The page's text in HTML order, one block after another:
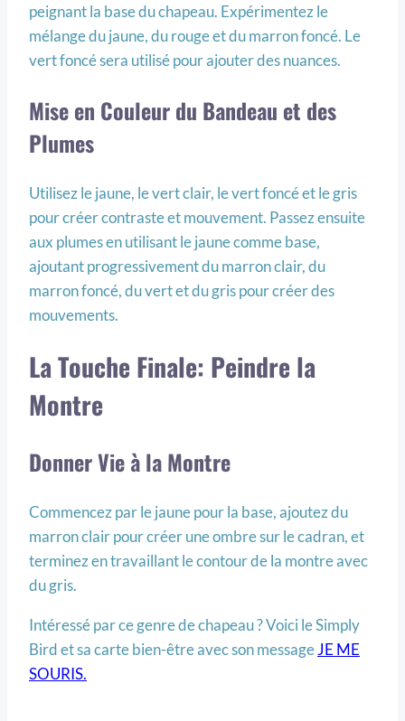
peignant la base du chapeau. Expérimentez le
mélange du jaune, du rouge et du marron foncé. Le
vert foncé sera utilisé pour ajouter des nuances.
Mise en Couleur du Bandeau et des
Plumes
Utilisez le jaune, le vert clair, le vert foncé et le gris
pour créer contraste et mouvement. Passez ensuite
aux plumes en utilisant le jaune comme base,
ajoutant progressivement du marron clair, du
marron foncé, du vert et du gris pour créer des
mouvements.
La Touche Finale: Peindre la
Montre
Donner Vie à la Montre
Commencez par le jaune pour la base, ajoutez du
marron clair pour créer une ombre sur le cadran, et
terminez en travaillant le contour de la montre avec
du gris.
Intéressé par ce genre de chapeau ? Voici le Simply
Bird et sa carte bien-être avec son messageJE ME
SOURIS.